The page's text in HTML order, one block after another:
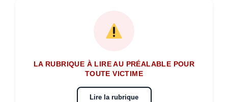
LA RUBRIQUE À LIRE AU PRÉALABLE POUR
TOUTE VICTIME
Lire la rubrique